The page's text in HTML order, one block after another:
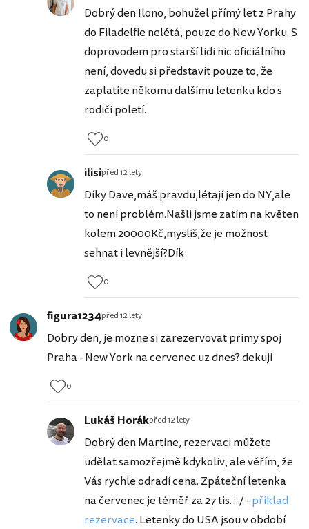
Dobrý den Ilono, bohužel přímý let z Prahy
do Filadelfie nelétá, pouze do New Yorku. S
doprovodem pro starší lidi nic oficiálního
není, dovedu si představit pouze to, že
zaplatíte někomu dalšímu letenku kdo s
rodiči poletí.
0
ilisipřed 12 lety
Díky Dave,máš pravdu,létají jen do NY,ale
to není problém.Našli jsme zatím na květen
kolem 20000Kč,myslíš,že je možnost
sehnat i levnější?Dík
0
figura1234před 12 lety
Dobry den, je mozne si zarezervovat primy spoj
Praha - New York na cervenec uz dnes? dekuji
0
Lukáš Horákpřed 12 lety
Dobrý den Martine, rezervaci můžete
udělat samozřejmě kdykoliv, ale věřím, že
Vás rychle odradí cena. Zpáteční letenka
na červenec je téměř za 27 tis. :-/ -příklad
rezervace. Letenky do USA jsou v období